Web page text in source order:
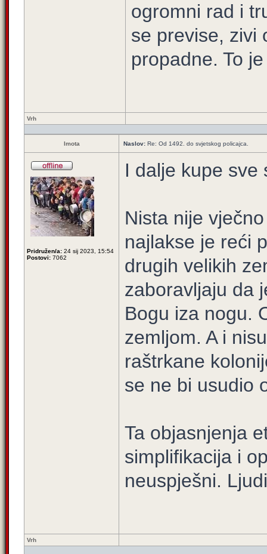
ogromni rad i
se previse, zivi
propadne. To
Vrh
Imota Naslov: Re: Od 1492. do svjetskog policajca.
Pridružen/a: 24 sij 2023, 15:54
Postovi: 7062
I dalje kupe sve
Nista nije
najlakse je reći
drugih velikih
zaboravljaju da
Bogu iza nogu.
zemljom. A i
raštrkane
se ne bi usudio
Ta objasnjenja
simplifikacija i
neuspješni.
Vrh